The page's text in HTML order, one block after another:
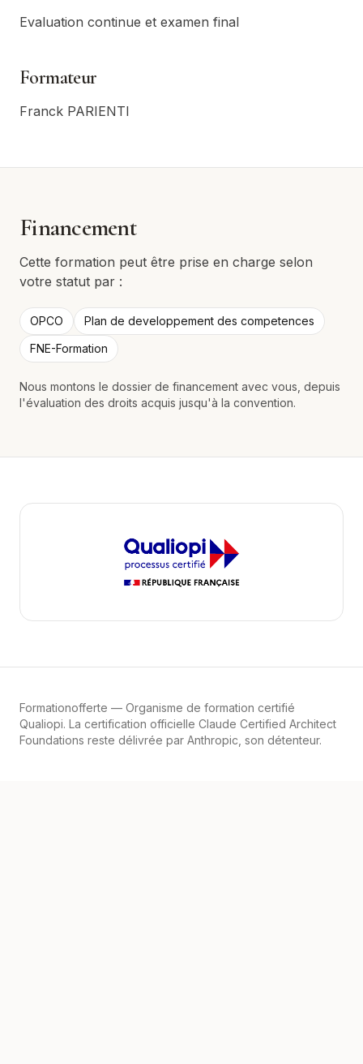
Evaluation continue et examen final
Formateur
Franck PARIENTI
Financement
Cette formation peut être prise en charge selon
votre statut par :
OPCO
Plan de developpement des competences
FNE-Formation
Nous montons le dossier de financement avec vous, depuis
l'évaluation des droits acquis jusqu'à la convention.
Formationofferte — Organisme de formation certifié
Qualiopi. La certification officielle Claude Certified Architect
Foundations reste délivrée par Anthropic, son détenteur.